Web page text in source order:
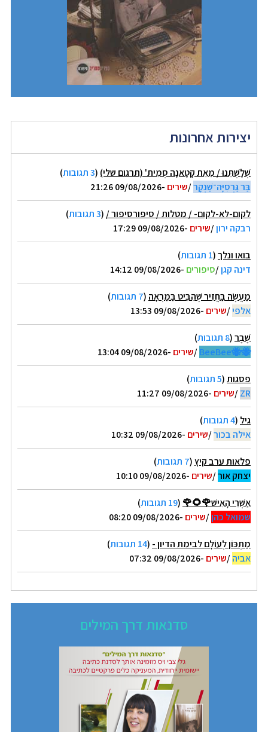
יצירות אחרונות
שְׁלָשְׁתֵּנוּ / מֵאֵת קָטָאנָה סְמִית' (תרגום שלי) (3 תגובות
)
בַּר גַּרְסִיָּה־שַׁנְקָר/שירים -09/08/2026 21:26
לקום-לא-לקום- / מטלות / סיפורסיפור / (3 תגובות
)
רבקה ירון/שירים -09/08/2026 17:29
בואו ונלך(1 תגובות
)
דינה קגן/סיפורים -09/08/2026 14:12
מַעֲשֶׂה בַּחֲזִיר שֶׁהִבִּיט בַּמַּרְאָה (7 תגובות
)
אלפי/שירים -09/08/2026 13:53
שֶׁבֶר(8 תגובות
)
🐝🐝BeeBee
/שירים -09/08/2026 13:04
פסגות(5 תגובות
)
ZR
/שירים -09/08/2026 11:27
גיל (4 תגובות
)
אילה בכור/שירים -09/08/2026 10:32
פלאות ערב קיץ(7 תגובות
)
יצחק אור/שירים -09/08/2026 10:10
אַשְׁרֵי הָאִישׁ🌹🌻🌹 (19 תגובות
)
שמואל כהן/שירים -09/08/2026 08:20
מַתְכּוֹן לְעוֹלָם לבימת הדיון - (14 תגובות
)
אביה/שירים -09/08/2026 07:32
סדנאות דרך המילים